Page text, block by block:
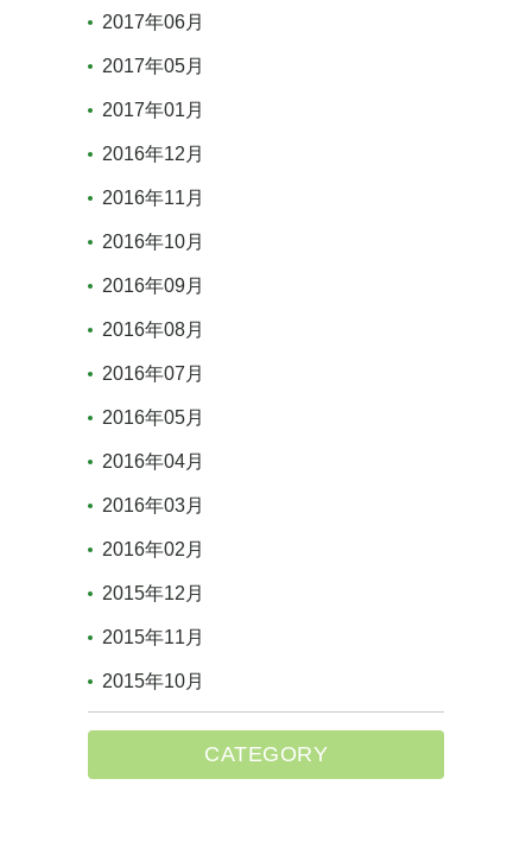
2017年06月
2017年05月
2017年01月
2016年12月
2016年11月
2016年10月
2016年09月
2016年08月
2016年07月
2016年05月
2016年04月
2016年03月
2016年02月
2015年12月
2015年11月
2015年10月
CATEGORY